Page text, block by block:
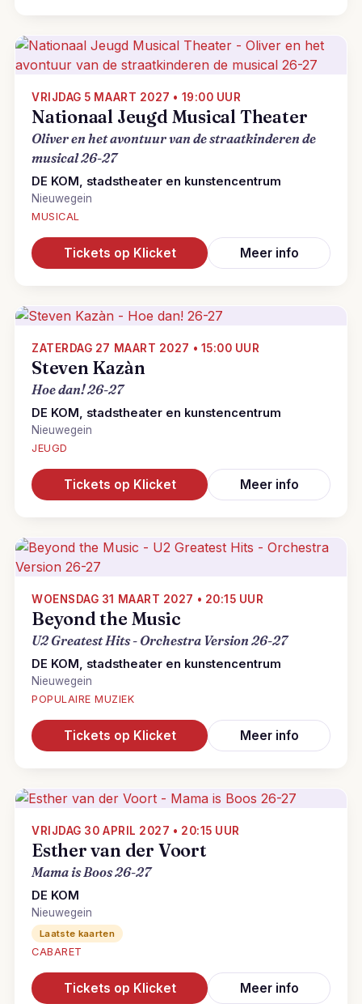
VRIJDAG 5 MAART 2027 • 19:00 UUR
Nationaal Jeugd Musical Theater
Oliver en het avontuur van de straatkinderen de
musical 26-27
DE KOM, stadstheater en kunstencentrum
Nieuwegein
MUSICAL
Tickets op Klicket Meer info
ZATERDAG 27 MAART 2027 • 15:00 UUR
Steven Kazàn
Hoe dan! 26-27
DE KOM, stadstheater en kunstencentrum
Nieuwegein
JEUGD
Tickets op Klicket Meer info
WOENSDAG 31 MAART 2027 • 20:15 UUR
Beyond the Music
U2 Greatest Hits - Orchestra Version 26-27
DE KOM, stadstheater en kunstencentrum
Nieuwegein
POPULAIRE MUZIEK
Tickets op Klicket Meer info
VRIJDAG 30 APRIL 2027 • 20:15 UUR
Esther van der Voort
Mama is Boos 26-27
DE KOM
Nieuwegein
Laatste kaarten
CABARET
Tickets op Klicket Meer info